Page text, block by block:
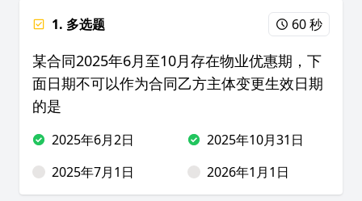
1. 多选题 60 秒
某合同2025年6月至10月存在物业优惠期，下
面日期不可以作为合同乙方主体变更生效日期
的是
2025年6月2日
2025年10月31日
2025年7月1日
2026年1月1日